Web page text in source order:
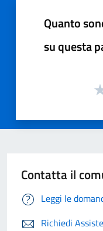
Quanto
su questa
Contatta il
Leggi le
Richiedi